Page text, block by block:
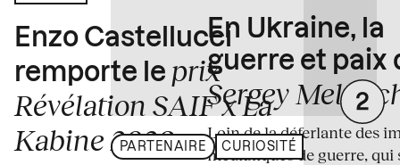
Enzo Castellucci
remporte le prix
Révélation SAIF x La
Kabine 2026
PARTENAIRE CURIOSITÉ
En Ukraine, la
guerre et paix
Sergey
Loin de la déferlante des
médiatiques de guerre, qui